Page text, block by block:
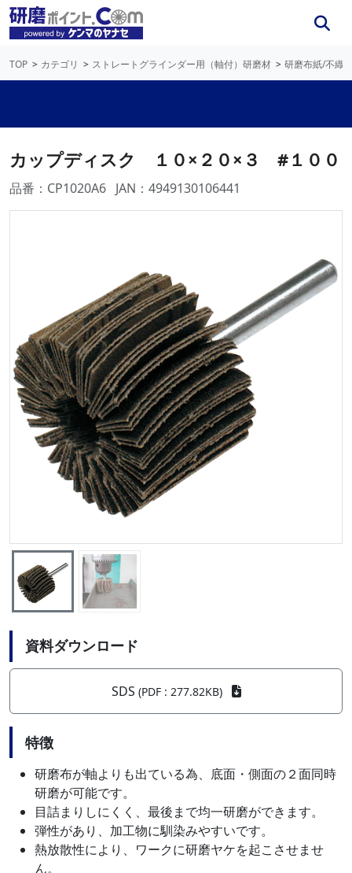
TOP カテゴリ ストレートグラインダー用（軸付）研磨材 研磨布紙/不織
カップディスク １０×２０×３ #１００
品番：CP1020A6 JAN：4949130106441
資料ダウンロード
SDS (PDF : 277.82KB)
特徴
研磨布が軸よりも出ている為、底面・側面の２面同時
研磨が可能です。
目詰まりしにくく、最後まで均一研磨ができます。
弾性があり、加工物に馴染みやすいです。
熱放散性により、ワークに研磨ヤケを起こさせませ
ん。